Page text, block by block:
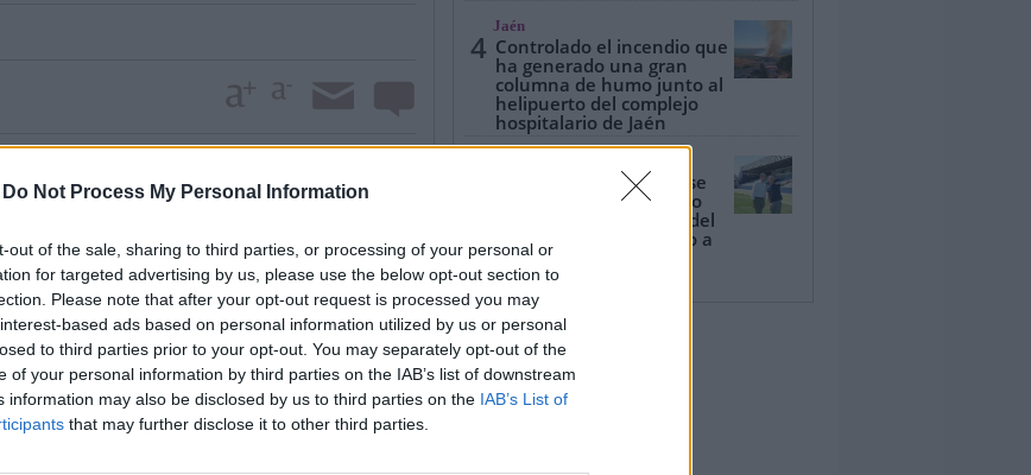
Do Not Process My Personal Information
out of the sale, sharing to third parties, or processing of your personal or
for targeted advertising by us, please use the below opt-out section to
Please note that after your opt-out request is processed you may
based ads based on personal information utilized by us or personal
to third parties prior to your opt-out. You may separately opt-out of the
of your personal information by third parties on the IAB’s list of downstream
information may also be disclosed by us to third parties on the IAB’s List of
that may further disclose it to other third parties.
registradas, entre las que figuran
de Vivir', en coautoría con otros músicos.
experiencia e intuición para la música, sino
y su particular visión sobre la figura
de interpretación y la mente abierta a la hora
todo ello, la SGAE ha transmitido sus
artista y "se unen a su dolor" por la pérdida
según lo describe en un comunicado.
4
Jaén
Controlado el incendio que
ha generado una gran
columna de humo junto al
helipuerto del complejo
hospitalario de Jaén
La Diputación de Jaén se
convierte en el segundo
patrocinador principal del
Real Jaén en su regreso a
Primera Federación